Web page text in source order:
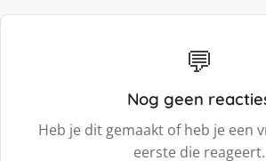
💬
Nog geen
Heb je dit gemaakt of heb je een
eerste die reageert.